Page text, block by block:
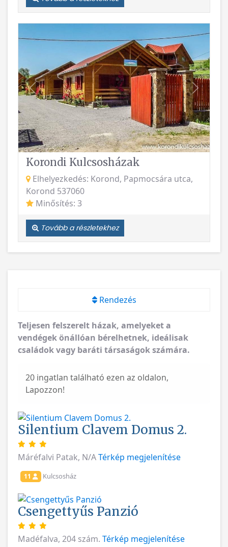
Vissza
Korondi Kulcsosházak
Elhelyezkedés: Korond, Papmocsára utca,
Korond 537060
Minősítés: 3
Tovább a részletekhez
Rendezés
Teljesen felszerelt házak, amelyeket a
vendégek önállóan bérelhetnek, ideálisak
családok vagy baráti társaságok számára.
20 ingatlan található ezen az oldalon,
Lapozzon!
Silentium Clavem Domus 2.
Máréfalvi Patak, N/ATérkép megjelenítése
11 Kulcsosház
Csengettyűs Panzió
Madéfalva, 204 szám. Térkép megjelenítése